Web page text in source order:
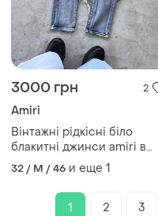
3000 грн 2
Amiri
Вінтажні рідкісні біло
блакитні джинси amiri в
потертому стилі з великим
червоним вишитим
логотипом вузький крій
32 / M / 46 и еще 1
1 2 3